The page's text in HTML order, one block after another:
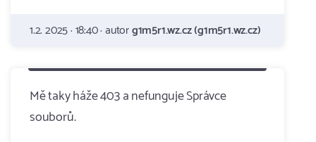
1.2. 2025 · 18:40 · autorg1m5r1.wz.cz (g1m5r1.wz.cz)
Mě taky háže 403 a nefunguje Správce
souborů.